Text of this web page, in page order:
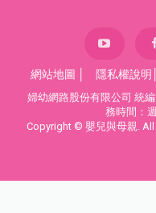
網站地圖 隱私權說明
婦幼網路股份有限公司 統
務時間：
Copyright © 嬰兒與母親.